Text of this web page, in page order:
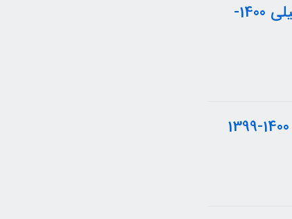
درس : ریاضی دوم (جلسه سوم) قسمت اول سال تحصیلی 1400-